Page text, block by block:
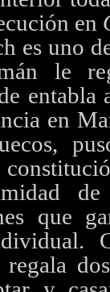
en
es uno
le
entabla
en
que